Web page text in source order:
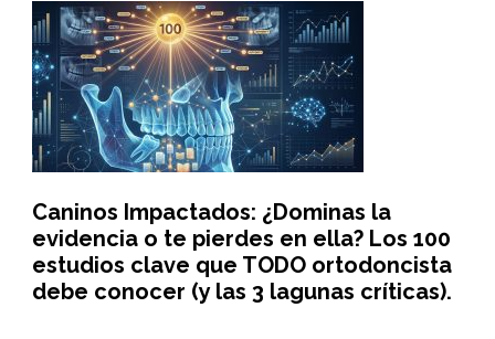
Caninos Impactados: ¿Dominas la
evidencia o te pierdes en ella? Los 100
estudios clave que TODO ortodoncista
debe conocer (y las 3 lagunas críticas).